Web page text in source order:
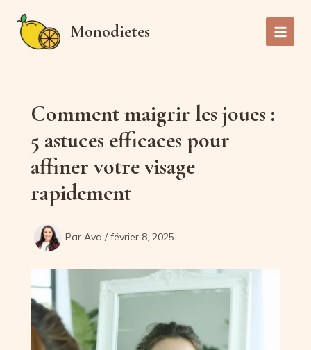
contenu
Monodietes
Main
Comment maigrir les joues :
5 astuces efficaces pour
affiner votre visage
rapidement
Par Ava /février 8, 2025